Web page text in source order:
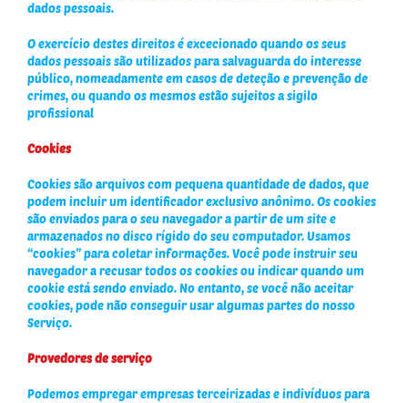
dados pessoais.
O exercício destes direitos é excecionado quando os seus
dados pessoais são utilizados para salvaguarda do interesse
público, nomeadamente em casos de deteção e prevenção de
crimes, ou quando os mesmos estão sujeitos a sigilo
profissional
Cookies
Cookies são arquivos com pequena quantidade de dados, que
podem incluir um identificador exclusivo anônimo. Os cookies
são enviados para o seu navegador a partir de um site e
armazenados no disco rígido do seu computador. Usamos
“cookies” para coletar informações. Você pode instruir seu
navegador a recusar todos os cookies ou indicar quando um
cookie está sendo enviado. No entanto, se você não aceitar
cookies, pode não conseguir usar algumas partes do nosso
Serviço.
Provedores de serviço
Podemos empregar empresas terceirizadas e indivíduos para